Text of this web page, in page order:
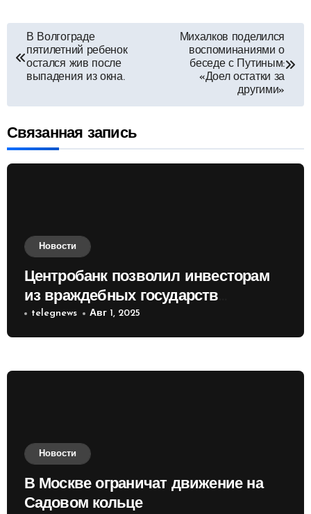
Навигация
по
В Волгограде
пятилетний ребенок
остался жив после
выпадения из окна.
Михалков поделился
воспоминаниями о
беседе с Путиным:
«Доел остатки за
другими»
Связанная запись
Новости
Центробанк позволил инвесторам
из враждебных государств
приобретать валюту
telegnews Авг 1, 2025
Новости
В Москве ограничат движение на
Садовом кольце